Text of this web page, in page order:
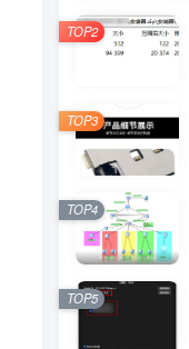
TOP2
TOP3
TOP4
TOP5